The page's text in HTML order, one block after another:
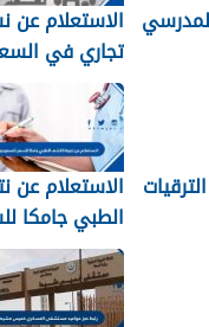
الاستعلام
تجاري في
الاستعلام عن
الطبي جامكا
للسعودية 1448